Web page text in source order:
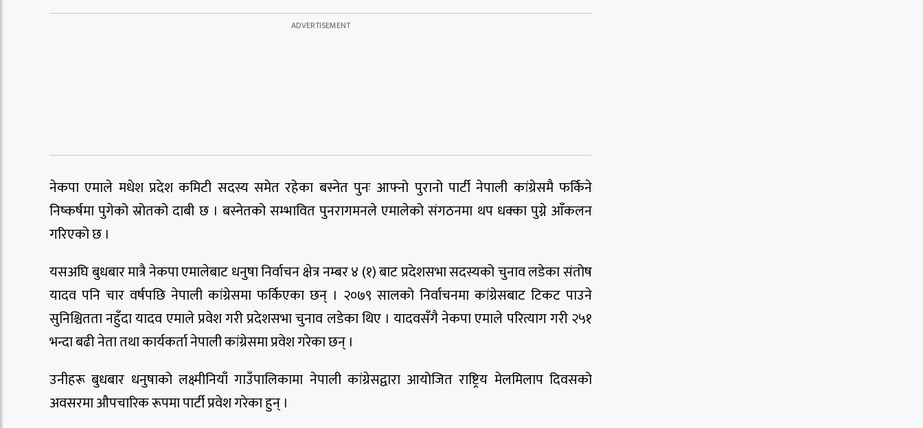
नेकपा एमाले मधेश प्रदेश कमिटी सदस्य समेत रहेका बस्नेत पुनः आफ्नो पुरानो पार्टी नेपाली कांग्रेसमै फर्किने
निष्कर्षमा पुगेको स्रोतको दाबी छ । बस्नेतको सम्भावित पुनरागमनले एमालेको संगठनमा थप धक्का पुग्ने आँकलन
गरिएको छ ।
यसअघि बुधबार मात्रै नेकपा एमालेबाट धनुषा निर्वाचन क्षेत्र नम्बर ४ (१) बाट प्रदेशसभा सदस्यको चुनाव लडेका संतोष
यादव पनि चार वर्षपछि नेपाली कांग्रेसमा फर्किएका छन् । २०७९ सालको निर्वाचनमा कांग्रेसबाट टिकट पाउने
सुनिश्चितता नहुँदा यादव एमाले प्रवेश गरी प्रदेशसभा चुनाव लडेका थिए । यादवसँगै नेकपा एमाले परित्याग गरी २५१
भन्दा बढी नेता तथा कार्यकर्ता नेपाली कांग्रेसमा प्रवेश गरेका छन् ।
उनीहरू बुधबार धनुषाको लक्ष्मीनियाँ गाउँपालिकामा नेपाली कांग्रेसद्वारा आयोजित राष्ट्रिय मेलमिलाप दिवसको
अवसरमा औपचारिक रूपमा पार्टी प्रवेश गरेका हुन् ।